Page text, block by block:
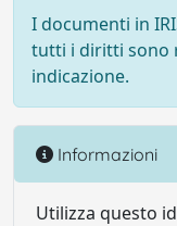
I documenti in
tutti i diritti sono
indicazione.
Informazioni
Utilizza questo